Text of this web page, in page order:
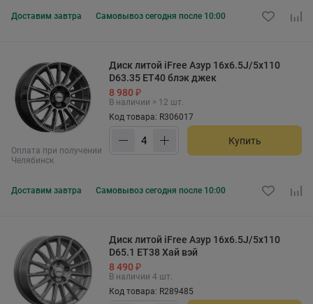
Доставим завтра Самовывоз сегодня после 10:00
Оплата при получении
Челябинск
Диск литой iFree Азур 16x6.5J/5x110
D63.35 ET40 блэк джек
8 980 ₽
В наличии > 12 шт.
Код товара: R306017
Купить
Доставим завтра Самовывоз сегодня после 10:00
Диск литой iFree Азур 16x6.5J/5x110
D65.1 ET38 Хай вэй
8 490 ₽
В наличии 4 шт.
Код товара: R289485